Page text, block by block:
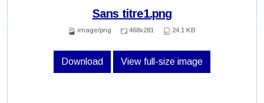
Sans titre1.png
image/png 468x281 24.1 KB
Download View full-size image